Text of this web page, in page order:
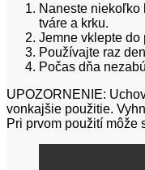
Naneste niekoľko
tváre a krku.
Jemne vklepte do
Používajte raz
Počas dňa
UPOZORNENIE:
vonkajšie použitie.
Pri prvom použití môže